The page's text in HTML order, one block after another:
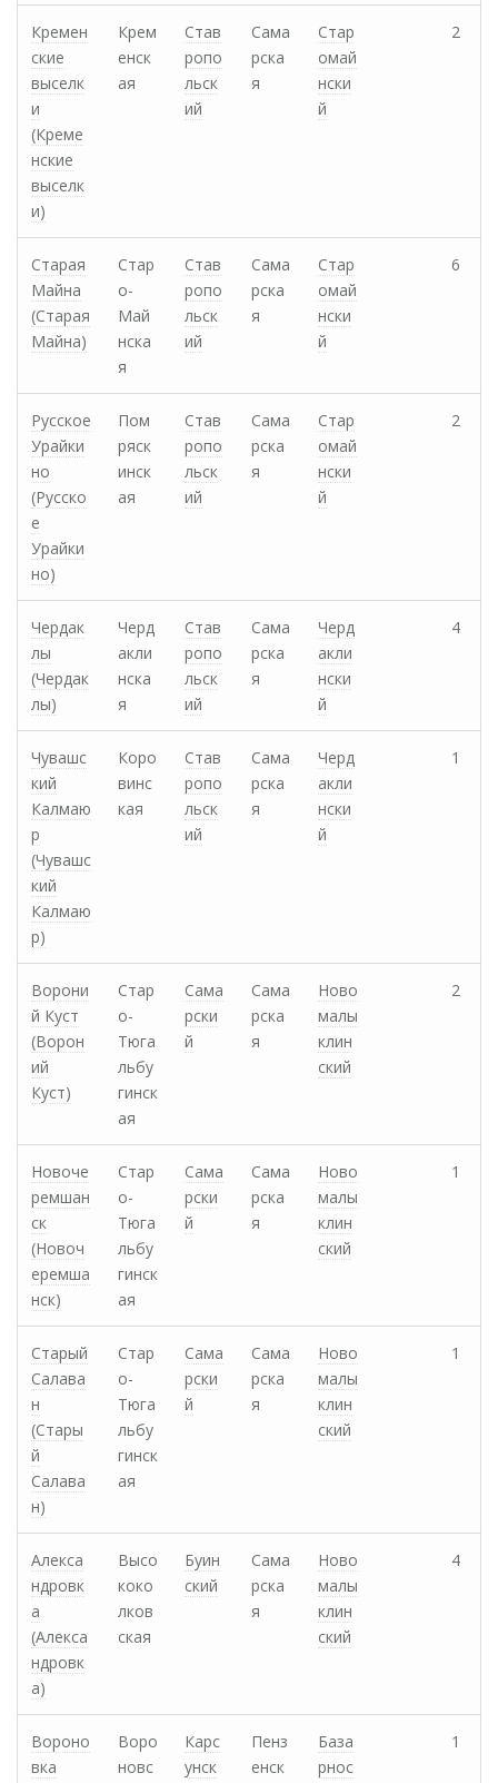
Кремен
ские
выселк
и
(Креме
нские
выселк
и)
Крем
енск
ая
Став
ропо
льск
ий
Сама
рска
я
Стар
омай
нски
й
2
Старая
Майна
(Старая
Майна)
Стар
о-
Май
нска
я
Став
ропо
льск
ий
Сама
рска
я
Стар
омай
нски
й
6
Русское
Урайки
но
(Русско
е
Урайки
но)
Пом
ряск
инск
ая
Став
ропо
льск
ий
Сама
рска
я
Стар
омай
нски
й
2
Чердак
лы
(Чердак
лы)
Черд
акли
нска
я
Став
ропо
льск
ий
Сама
рска
я
Черд
акли
нски
й
4
Чувашс
кий
Калмаю
р
(Чувашс
кий
Калмаю
р)
Коро
винс
кая
Став
ропо
льск
ий
Сама
рска
я
Черд
акли
нски
й
1
Ворони
й Куст
(Ворон
ий
Куст)
Стар
о-
Тюга
льбу
гинск
ая
Сама
рски
й
Сама
рска
я
Ново
малы
клин
ский
2
Новоче
ремшан
ск
(Новоч
еремша
нск)
Стар
о-
Тюга
льбу
гинск
ая
Сама
рски
й
Сама
рска
я
Ново
малы
клин
ский
1
Старый
Салава
н
(Стары
й
Салава
н)
Стар
о-
Тюга
льбу
гинск
ая
Сама
рски
й
Сама
рска
я
Ново
малы
клин
ский
1
Алекса
ндровк
а
(Алекса
ндровк
а)
Высо
коко
лков
ская
Буин
ский
Сама
рска
я
Ново
малы
клин
ский
4
Вороно
вка
Воро
новс
Карс
унск
Пенз
енск
База
рнос
1